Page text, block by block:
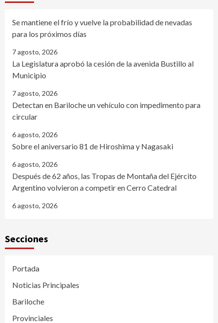
Se mantiene el frío y vuelve la probabilidad de nevadas
para los próximos días
7 agosto, 2026
La Legislatura aprobó la cesión de la avenida Bustillo al
Municipio
7 agosto, 2026
Detectan en Bariloche un vehículo con impedimento para
circular
6 agosto, 2026
Sobre el aniversario 81 de Hiroshima y Nagasaki
6 agosto, 2026
Después de 62 años, las Tropas de Montaña del Ejército
Argentino volvieron a competir en Cerro Catedral
6 agosto, 2026
Secciones
Portada
Noticias Principales
Bariloche
Provinciales